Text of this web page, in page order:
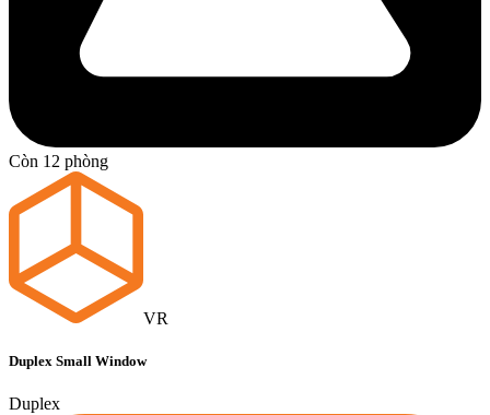
Còn 12 phòng
VR
Duplex Small Window
Duplex